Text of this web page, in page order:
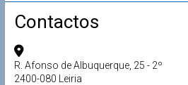
Contactos
R. Afonso de Albuquerque, 25 - 2º
2400-080 Leiria